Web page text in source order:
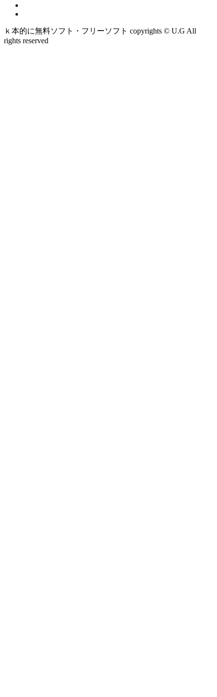
ｋ本的に無料ソフト・フリーソフト copyrights © U.G All
rights reserved